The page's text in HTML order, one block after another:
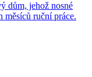
dům, jehož nosné
ruční práce.